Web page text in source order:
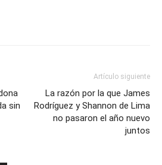
sin
Artículo siguiente
La razón por la que James
Rodríguez y Shannon de Lima
no pasaron el año nuevo
juntos